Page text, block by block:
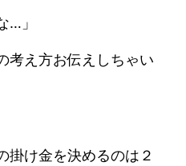
…」
考え方お伝えしちゃい
掛け金を決めるのは２